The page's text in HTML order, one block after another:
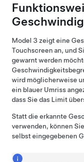
Model 3 zeigt eine
Touchscreen an, und
gewarnt werden
wird möglicherweise
ein blauer Umriss
dass Sie das Limit
Statt die erkannte
verwenden, können
selbst eingegebenen